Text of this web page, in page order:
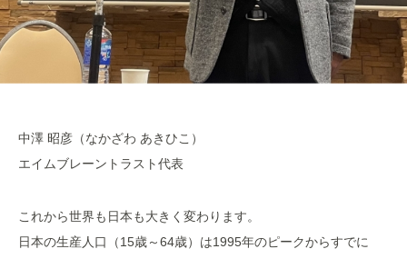
中澤 昭彦（なかざわ あきひこ）
エイムブレーントラスト代表
これから世界も日本も大きく変わります。
日本の生産人口（15歳～64歳）は1995年のピークからすでに